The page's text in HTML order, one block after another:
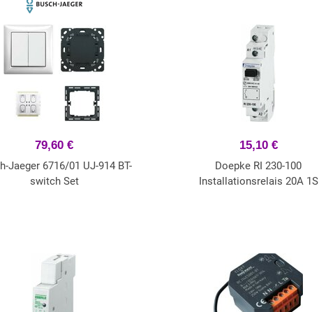
79,60 €
Jaeger 6716/01 UJ-914 BT-
switch Set
15,10 €
Doepke RI 230-100
Installationsrelais 20A 1S